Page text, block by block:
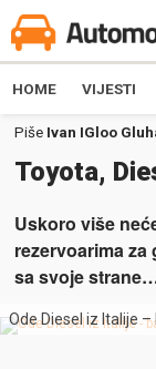
HOME VIJESTI
Piše Ivan IGloo
Toyota,
Uskoro više
rezervoarima
sa svoje
Ode Diesel iz Italije